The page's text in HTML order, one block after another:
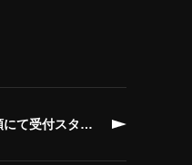
付スタート！